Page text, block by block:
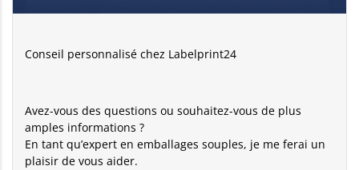
Conseil personnalisé chez Labelprint24
Avez-vous des questions ou souhaitez-vous de plus
amples informations ?
En tant qu’expert en emballages souples, je me ferai un
plaisir de vous aider.